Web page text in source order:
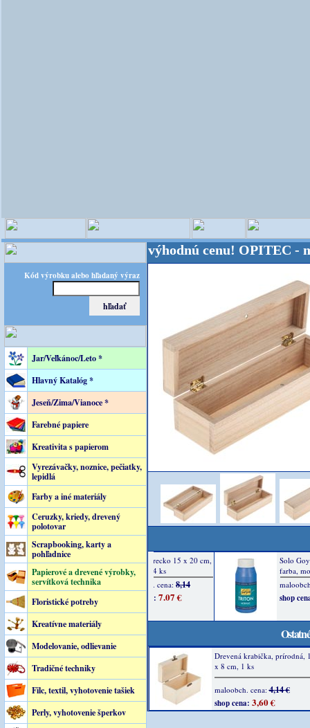
Kód výrobku alebo hľadaný výraz
Jar/Veľkánoc/Leto *
Hlavný Katalóg *
Jeseň/Zima/Vianoce *
Farebné papiere
Kreativita s papierom
Vyrezávačky, noznice, pečiatky,
lepidlá
Farby a iné materiály
Ceruzky, kriedy, drevený
polotovar
Scrapbooking, karty a
pohľadnice
Papierové a drevené výrobky,
servítková technika
Floristické potreby
Kreatívne materiály
Modelovanie, odlievanie
Tradičné techniky
Filc, textil, vyhotovenie tašiek
Perly, vyhotovenie šperkov
- Kvalita za výhodnú cenu! OPITEC - majster
Drevená krabička, prírodná,
x 8 cm, 1 ks
maloobch. cena:4,14 €
shop cena: 3,60 €